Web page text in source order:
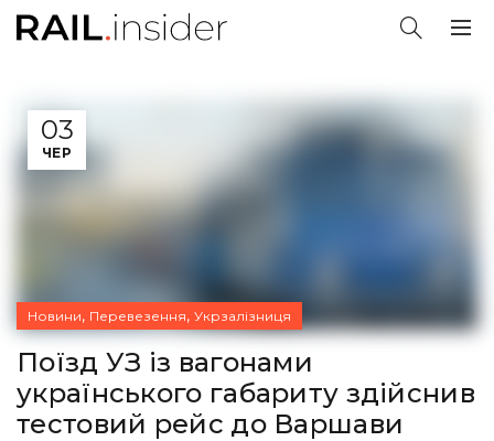
03
ЧЕР
Новини, Перевезення, Укрзалізниця
Поїзд УЗ із вагонами
українського габариту здійснив
тестовий рейс до Варшави